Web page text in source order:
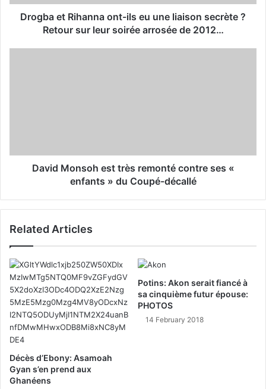
Drogba et Rihanna ont-ils eu une liaison secrète ?
Retour sur leur soirée arrosée de 2012…
David Monsoh est très remonté contre ses «
enfants » du Coupé-décallé
Related Articles
Décès d’Ebony: Asamoah
Gyan s’en prend aux
Ghanéens
Potins: Akon serait fiancé à
sa cinquième futur épouse:
PHOTOS
14 February 2018